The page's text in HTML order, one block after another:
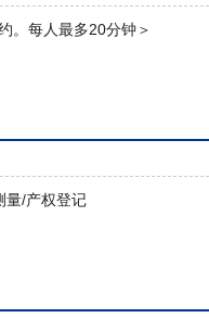
。每人最多20分钟＞
量/产权登记